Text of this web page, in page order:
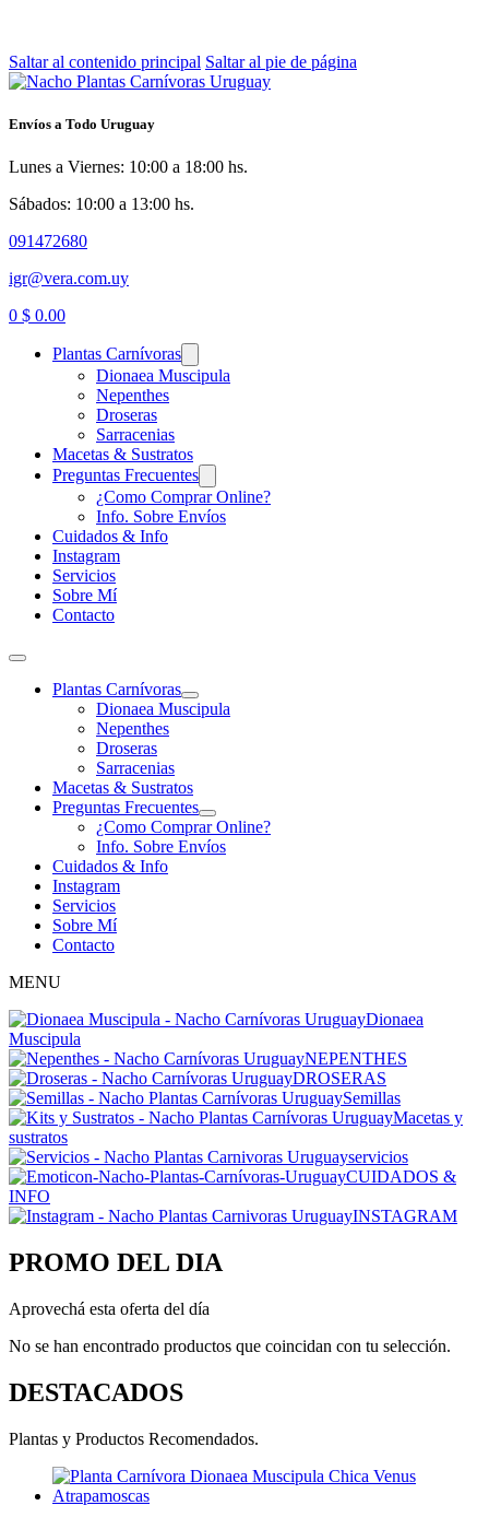
Saltar al contenido principal Saltar al pie de página
Envíos a Todo Uruguay
Lunes a Viernes: 10:00 a 18:00 hs.
Sábados: 10:00 a 13:00 hs.
091472680
igr@vera.com.uy
0 $ 0.00
Plantas Carnívoras
Dionaea Muscipula
Nepenthes
Droseras
Sarracenias
Macetas & Sustratos
Preguntas Frecuentes
¿Como Comprar Online?
Info. Sobre Envíos
Cuidados & Info
Instagram
Servicios
Sobre Mí
Contacto
Plantas Carnívoras
Dionaea Muscipula
Nepenthes
Droseras
Sarracenias
Macetas & Sustratos
Preguntas Frecuentes
¿Como Comprar Online?
Info. Sobre Envíos
Cuidados & Info
Instagram
Servicios
Sobre Mí
Contacto
MENU
Dionaea
Muscipula
NEPENTHES
DROSERAS
Semillas
Macetas y
sustratos
servicios
CUIDADOS &
INFO
INSTAGRAM
PROMO DEL DIA
Aprovechá esta oferta del día
No se han encontrado productos que coincidan con tu selección.
DESTACADOS
Plantas y Productos Recomendados.